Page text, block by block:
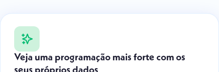
Veja uma programação mais forte com os